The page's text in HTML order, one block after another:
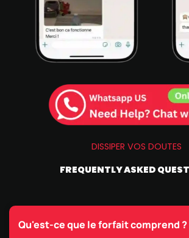
DISSIPER VOS DOUTES
FREQUENTLY ASKED
Qu'est-ce que le forfait comprend ?